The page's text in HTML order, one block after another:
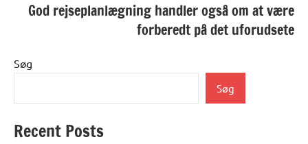
God rejseplanlægning handler også om at være
forberedt på det uforudsete
Søg
Søg
Recent Posts